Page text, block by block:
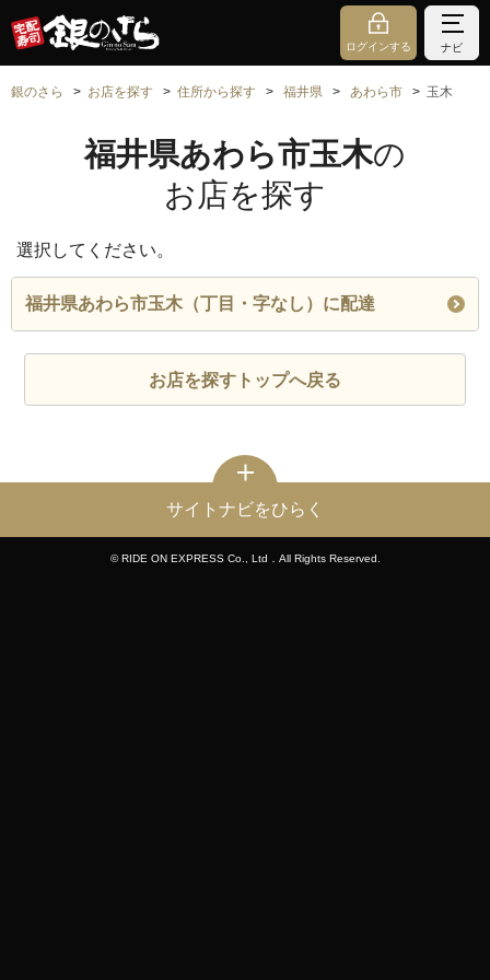
ログインする ナビ
銀のさら お店を探す 住所から探す 福井県 あわら市 玉木
福井県あわら市玉木の
お店を探す
選択してください。
福井県あわら市玉木（丁目・字なし）に配達
お店を探すトップへ戻る
サイトナビをひらく
© RIDE ON EXPRESS Co., Ltd．All Rights Reserved.